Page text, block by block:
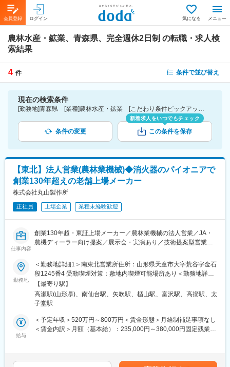
会員登録 ログイン 気になる メニュー
農林水産・鉱業、青森県、完全週休2日制 の転職・求人検
索結果
4 件 条件で並び替え
現在の検索条件
[勤務地]青森県 [業種]農林水産・鉱業 [こだわり条件ピックアップ]完全週休2日制 [詳細条件](休日・働き方)完全週休2日制
条件の変更
新着求人をいつでもチェック
この条件を保存
【東北】法人営業(農林業機械)◆消火器のパイオニアで
創業130年超えの老舗上場メーカー
株式会社丸山製作所
正社員 上場企業 業種未経験歓迎
仕事内容
創業130年超・東証上場メーカー／農林業機械の法人営業／JA・
農機ディーラー向け提案／展示会・実演あり／技術提案型営業／
■業務内容：
農林業用機械（消毒機器、充電式草刈り機 等）や産業用機械の製
造において高い技術力を持ち、海外展開も行っている当社におい
て、コアとなる農林業用機械の営業をお任せします。
■業務詳細：
農林業用機械（消毒機・洗浄機・芝刈り機・チェンソーなど）を
接、製品説明などを行ったり、農地での製品実演、その他、メン
勤務地
＜勤務地詳細1＞南東北営業所住所：山形県天童市大字荒谷字金石
段1245番4 受動喫煙対策：敷地内喫煙可能場所あり＜勤務地詳細
2＞宮城営業所住所：宮城県仙台市太白区柳生2-23-1 受動喫煙対
策：屋内全面禁煙＜勤務地詳細3＞福島営業所住所：福島県岩瀬郡
天栄村飯豊向原60-1 受動喫煙対策：屋内全面禁煙変更の範囲：会
【最寄り駅】
高瀬駅(山形県)、南仙台駅、矢吹駅、楯山駅、富沢駅、高擶駅、太
子堂駅
給与
＜予定年収＞520万円～800万円＜賃金形態＞月給制補足事項なし
＜賃金内訳＞月額（基本給）：235,000円～380,000円固定残業手